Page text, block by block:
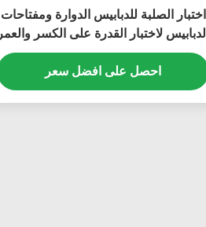
اختبار الصلبة للدبابيس الدوارة ومفتاحات
الدبابيس لاختبار القدرة على الكسر والعمر
التشغيلي
احصل على افضل سعر